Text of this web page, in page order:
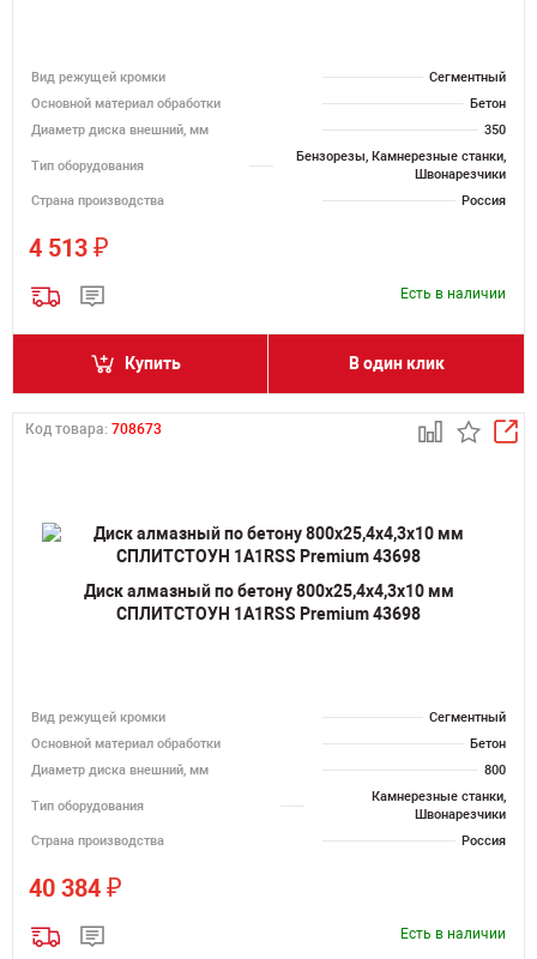
Вид режущей кромки
Сегментный
Основной материал обработки
Бетон
Диаметр диска внешний, мм
350
Тип оборудования
Бензорезы, Камнерезные станки,
Швонарезчики
Страна производства
Россия
4 513 ₽
Есть в наличии
Купить В один клик
Код товара: 708673
Диск алмазный по бетону 800х25,4х4,3х10 мм
СПЛИТСТОУН 1A1RSS Premium 43698
Вид режущей кромки
Сегментный
Основной материал обработки
Бетон
Диаметр диска внешний, мм
800
Тип оборудования
Камнерезные станки,
Швонарезчики
Страна производства
Россия
40 384 ₽
Есть в наличии